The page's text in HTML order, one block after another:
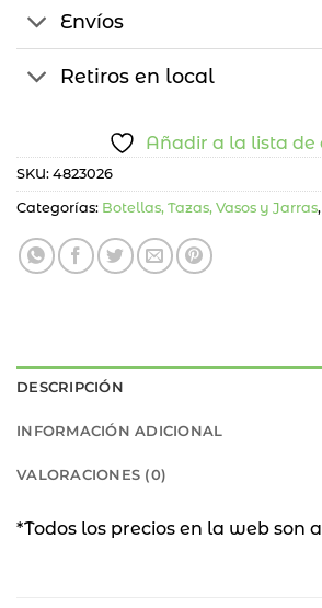
Envíos
Retiros en local
Añadir a la lista de
SKU: 4823026
Categorías: Botellas, Tazas, Vasos y Jarras,
DESCRIPCIÓN
INFORMACIÓN ADICIONAL
VALORACIONES (0)
*Todos los precios en la web son